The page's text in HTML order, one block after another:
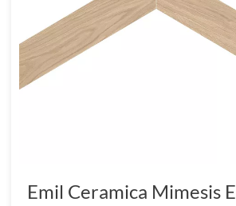
Emil Ceramica Mimesis